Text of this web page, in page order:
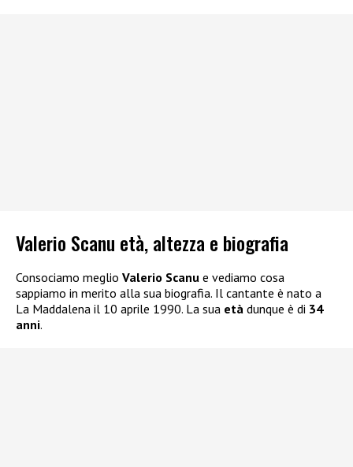
Valerio Scanu età, altezza e biografia
Consociamo meglio Valerio Scanu e vediamo cosa
sappiamo in merito alla sua biografia. Il cantante è nato a
La Maddalena il 10 aprile 1990. La sua età dunque è di 34
anni.